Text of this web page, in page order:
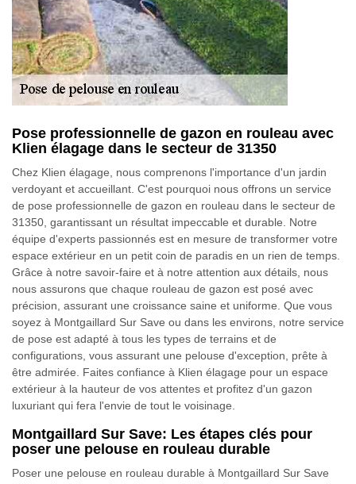
Pose professionnelle de gazon en rouleau avec
Klien élagage dans le secteur de 31350
Chez Klien élagage, nous comprenons l'importance d'un jardin
verdoyant et accueillant. C'est pourquoi nous offrons un service
de pose professionnelle de gazon en rouleau dans le secteur de
31350, garantissant un résultat impeccable et durable. Notre
équipe d'experts passionnés est en mesure de transformer votre
espace extérieur en un petit coin de paradis en un rien de temps.
Grâce à notre savoir-faire et à notre attention aux détails, nous
nous assurons que chaque rouleau de gazon est posé avec
précision, assurant une croissance saine et uniforme. Que vous
soyez à Montgaillard Sur Save ou dans les environs, notre service
de pose est adapté à tous les types de terrains et de
configurations, vous assurant une pelouse d'exception, prête à
être admirée. Faites confiance à Klien élagage pour un espace
extérieur à la hauteur de vos attentes et profitez d'un gazon
luxuriant qui fera l'envie de tout le voisinage.
Montgaillard Sur Save: Les étapes clés pour
poser une pelouse en rouleau durable
Poser une pelouse en rouleau durable à Montgaillard Sur Save